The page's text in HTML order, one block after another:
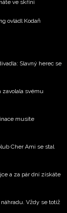
ve skříni
ovládl Kodaň
Slavný herec se
zavolala svému
musíte
Cher Ami se stal
a za pár dní získáte
Vždy se totiž